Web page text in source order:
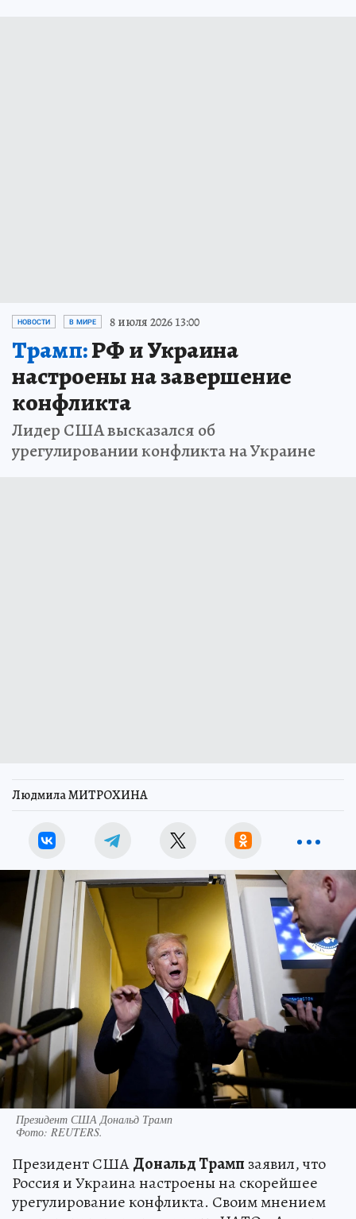
НОВОСТИ В МИРЕ 8 июля 2026 13:00
Трамп:РФ и Украина
настроены на завершение
конфликта
Лидер США высказался об
урегулировании конфликта на Украине
Людмила МИТРОХИНА
Президент США Дональд Трамп
Фото: REUTERS.
Президент СШАДональд Трамп заявил, что
Россия и Украина настроены на скорейшее
урегулирование конфликта. Своим мнением